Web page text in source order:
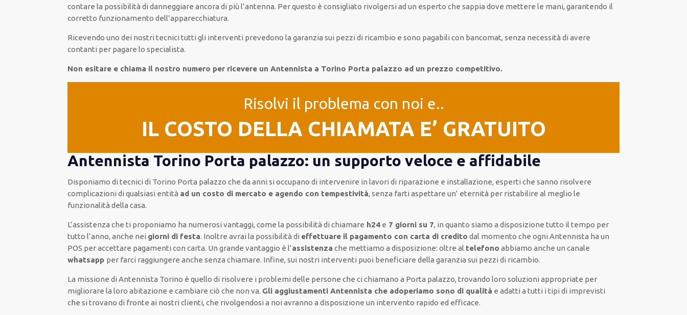
contare la possibilità didanneggiare ancora di più l’antenna. Per questo è consigliato rivolgersi ad un esperto che sappiadove mettere le mani, garantendo il
corretto funzionamento dell’apparecchiatura.
Ricevendo uno dei nostritecnici tutti gli interventi prevedono la garanzia sui pezzi di ricambio e sono pagabili con bancomat, senza necessità diavere
contanti per pagare lo specialista.
Non esitare e chiama il nostro numero per ricevere un Antennista a Torino Porta palazzo ad un prezzo competitivo.
Risolvi il problema con noi e..
IL COSTO DELLA CHIAMATA E’ GRATUITO
Antennista Torino Porta palazzo: un supporto veloce e affidabile
Disponiamo ditecnici di Torino Porta palazzo che da anni si occupano di intervenire in lavori di riparazione e installazione, espertiche sanno risolvere
complicazioni di qualsiasi entità ad un costo di mercato e agendo con tempestività, senza fartiaspettare un’ eternità per ristabilire al meglio le
funzionalità della casa.
L’assistenza che ti proponiamo ha numerosi vantaggi, come la possibilità di chiamare h24 e 7 giorni su 7, in quanto siamo a disposizionetutto il tempo per
tutto l’anno, anche nei giorni di festa. Inoltreavrai la possibilità di effettuare il pagamento con carta di credito dal momento che ogni Antennista haun
POS per accettare pagamenticon carta. Un grande vantaggio è l’assistenza che mettiamo a disposizione: oltre al telefono abbiamo anche uncanale
whatsapp per farci raggiungere anche senza chiamare. Infine,sui nostri interventi puoi beneficiare dellagaranzia sui pezzi di ricambio.
La missione di Antennista Torino è quello di risolvere i problemi delle persone checi chiamano a Porta palazzo, trovando lorosoluzioni appropriate per
migliorare la loro abitazione e cambiare ciò che non va. Gli aggiustamenti Antennista che adoperiamo sono di qualità eadatti a tutti i tipi di imprevisti
che si trovano di fronte ai nostri clienti, che rivolgendosi a noi avranno a disposizione un intervento rapido ed efficace.